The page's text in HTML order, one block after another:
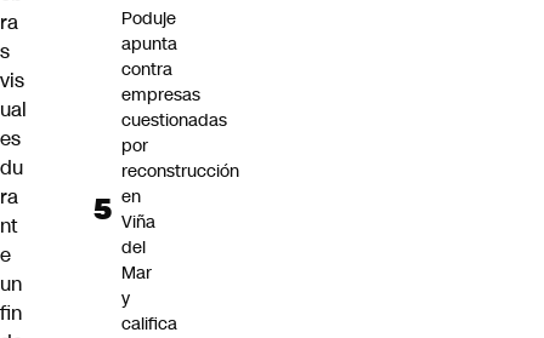
ra
s
vis
ual
es
du
ra
nt
e
un
fin
Poduje
apunta
contra
empresas
cuestionadas
por
reconstrucción
en
Viña
del
Mar
y
califica